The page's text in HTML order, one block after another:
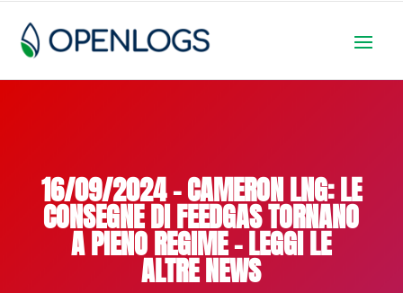
16/09/2024 – CAMERON LNG: LE
CONSEGNE DI FEEDGAS TORNANO
A PIENO REGIME – LEGGI LE
ALTRE NEWS